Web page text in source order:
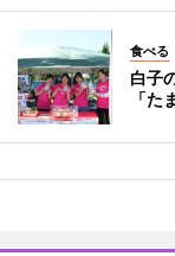
食べる
白子
「た